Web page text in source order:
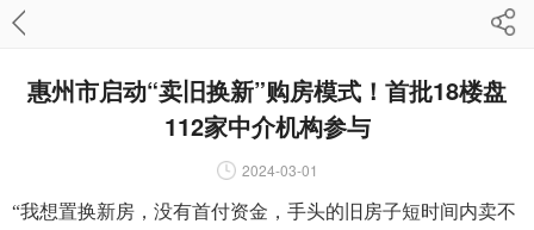
惠州市启动“卖旧换新”购房模式！首批18楼盘
112家中介机构参与
2024-03-01
“我想置换新房，没有首付资金，手头的旧房子短时间内卖不